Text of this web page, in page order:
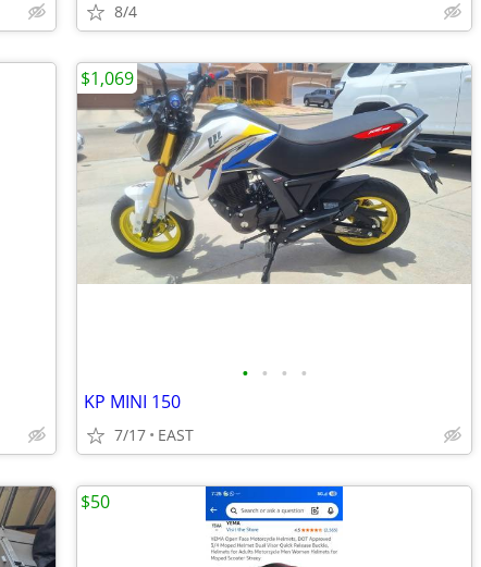
8/4
• • • •
KP MINI 150
7/17 EAST
$1,069
$50